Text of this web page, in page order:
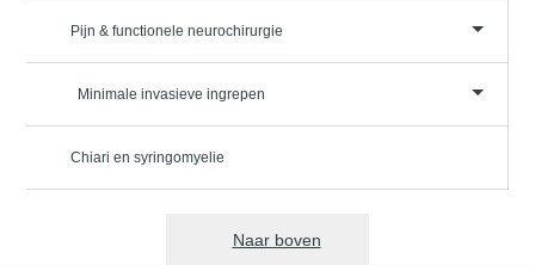
Pijn & functionele neurochirurgie
Minimale invasieve ingrepen
Chiari en syringomyelie
Naar boven